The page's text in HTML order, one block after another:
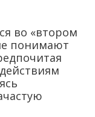
во «втором
понимают